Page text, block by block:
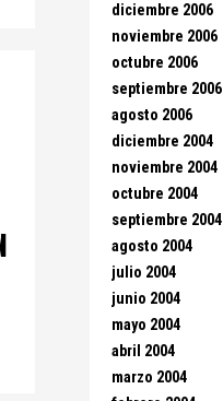
diciembre 2006
noviembre 2006
octubre 2006
septiembre 2006
agosto 2006
diciembre 2004
noviembre 2004
octubre 2004
septiembre 2004
agosto 2004
julio 2004
junio 2004
mayo 2004
abril 2004
marzo 2004